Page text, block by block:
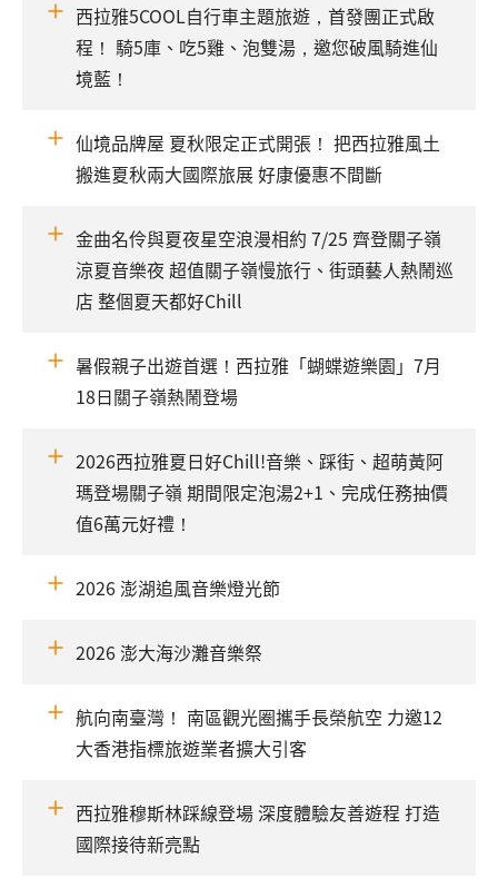
西拉雅5COOL自行車主題旅遊，首發團正式啟
程！ 騎5庫、吃5雞、泡雙湯，邀您破風騎進仙
境藍！
仙境品牌屋 夏秋限定正式開張！ 把西拉雅風土
搬進夏秋兩大國際旅展 好康優惠不間斷
金曲名伶與夏夜星空浪漫相約 7/25 齊登關子嶺
涼夏音樂夜 超值關子嶺慢旅行、街頭藝人熱鬧巡
店 整個夏天都好Chill
暑假親子出遊首選！西拉雅「蝴蝶遊樂園」7月
18日關子嶺熱鬧登場
2026西拉雅夏日好Chill!音樂、踩街、超萌黃阿
瑪登場關子嶺 期間限定泡湯2+1、完成任務抽價
值6萬元好禮！
2026 澎湖追風音樂燈光節
2026 澎大海沙灘音樂祭
航向南臺灣！ 南區觀光圈攜手長榮航空 力邀12
大香港指標旅遊業者擴大引客
西拉雅穆斯林踩線登場 深度體驗友善遊程 打造
國際接待新亮點